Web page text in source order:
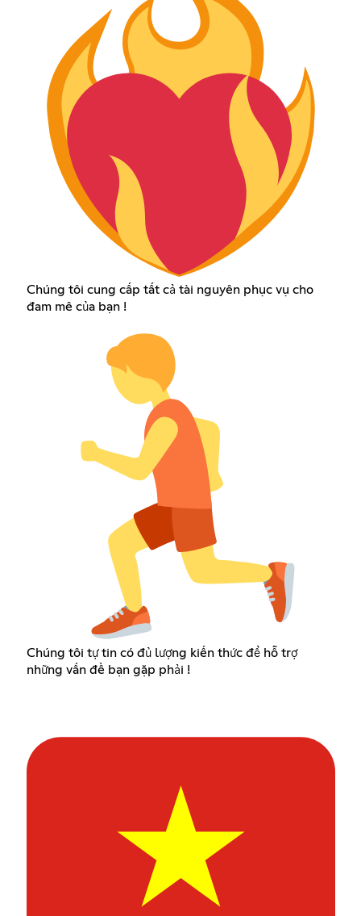
Chúng tôi cung cấp tất cả tài nguyên phục vụ cho
đam mê của bạn !
Chúng tôi tự tin có đủ lượng kiến thức để hỗ trợ
những vấn đề bạn gặp phải !